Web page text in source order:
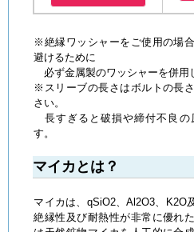
※絶縁ワッシャーをご使用の場
避けるために
必ず金属製のワッシャーを併用
※スリーブの長さはボルトの長
さい。
長すぎると破損や締付不良の
す。
マイカとは？
マイカは、qSiO2、Al2O3、K2O
絶縁性及び耐熱性が非常に優れ